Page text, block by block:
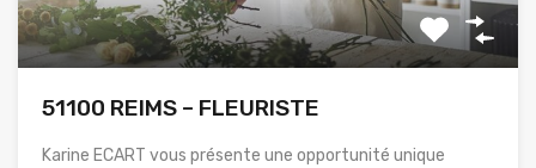
51100 REIMS – FLEURISTE
Karine ECART vous présente une opportunité unique